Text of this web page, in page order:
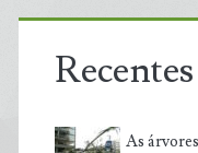
Recentes
As